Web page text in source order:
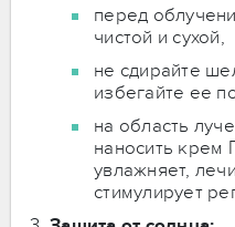
перед
чистой и сухой,
не сдирайте
избегайте ее
на область
наносить крем
увлажняет,
стимулирует